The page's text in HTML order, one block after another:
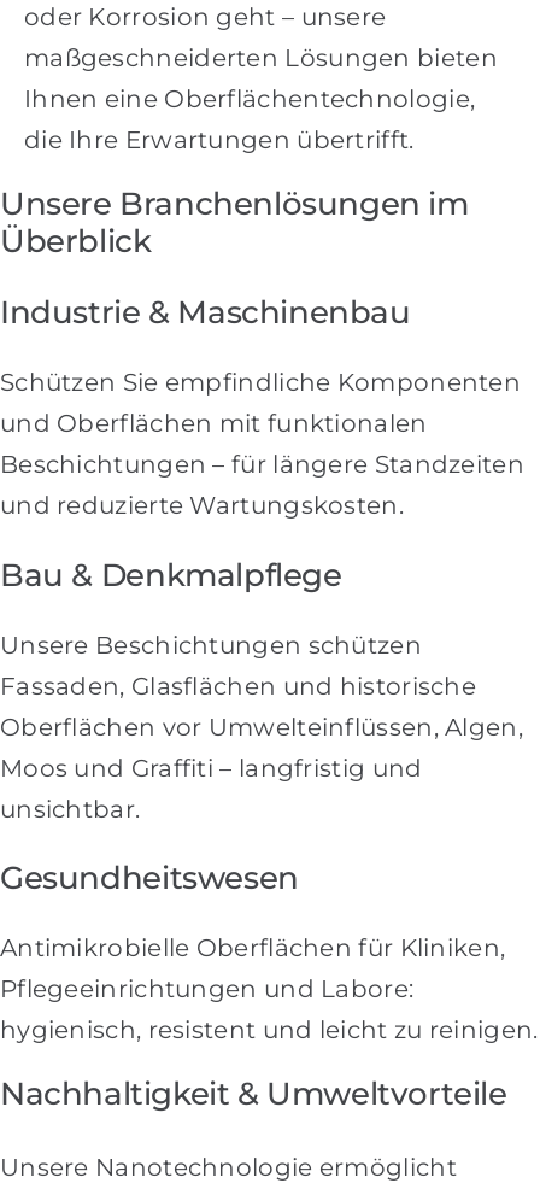
oder Korrosion geht – unsere
maßgeschneiderten Lösungen bieten
Ihnen eine Oberflächentechnologie,
die Ihre Erwartungen übertrifft.
Unsere Branchenlösungen im
Überblick
Industrie & Maschinenbau
Schützen Sie empfindliche Komponenten
und Oberflächen mit funktionalen
Beschichtungen – für längere Standzeiten
und reduzierte Wartungskosten.
Bau & Denkmalpflege
Unsere Beschichtungen schützen
Fassaden, Glasflächen und historische
Oberflächen vor Umwelteinflüssen, Algen,
Moos und Graffiti – langfristig und
unsichtbar.
Gesundheitswesen
Antimikrobielle Oberflächen für Kliniken,
Pflegeeinrichtungen und Labore:
hygienisch, resistent und leicht zu reinigen.
Nachhaltigkeit & Umweltvorteile
Unsere Nanotechnologie ermöglicht